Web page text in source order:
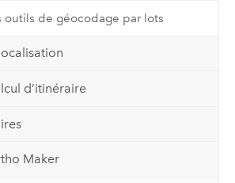
outils de géocodage par lots
d’itinéraire
Maker